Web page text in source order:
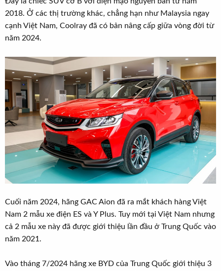
2018. Ở các thị trường khác, chẳng hạn như Malaysia ngay
cạnh Việt Nam, Coolray đã có bản nâng cấp giữa vòng đời từ
năm 2024.
Cuối năm 2024, hãng GAC Aion đã ra mắt khách hàng Việt
Nam 2 mẫu xe điện ES và Y Plus. Tuy mới tại Việt Nam nhưng
cả 2 mẫu xe này đã được giới thiệu lần đầu ở Trung Quốc vào
năm 2021.
Vào tháng 7/2024 hãng xe BYD của Trung Quốc giới thiệu 3